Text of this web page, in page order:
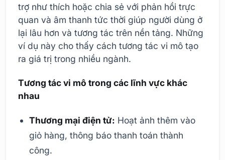
trợ như thích hoặc chia sẻ với phản hồi trực
quan và âm thanh tức thời giúp người dùng ở
lại lâu hơn và tương tác trên nền tảng. Những
ví dụ này cho thấy cách tương tác vi mô tạo
ra giá trị trong nhiều ngành.
Tương tác vi mô trong các lĩnh vực khác
nhau
Thương mại điện tử: Hoạt ảnh thêm vào
giỏ hàng, thông báo thanh toán thành
công.